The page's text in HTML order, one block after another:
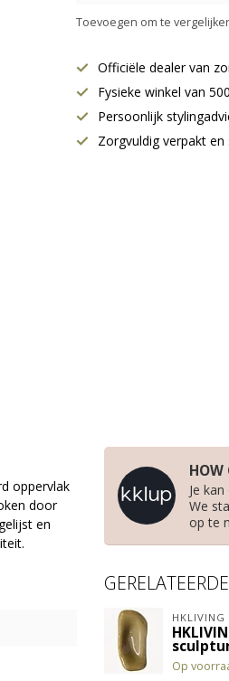
Toevoegen om te
Officiële dealer van
Fysieke winkel van
Persoonlijk
Zorgvuldig verpakt
oppervlak
door
en
HOW
Je
We
op te
HKLIVING
Op